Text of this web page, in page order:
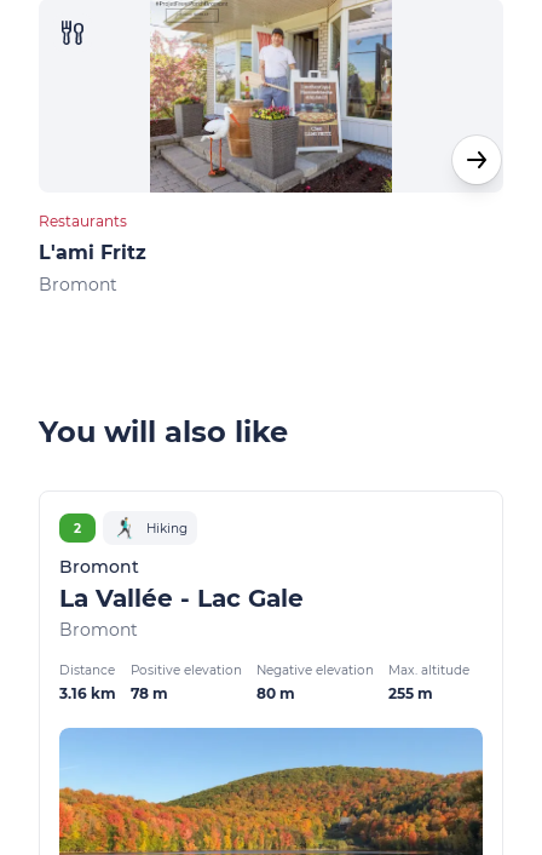
Restaurants
L'ami Fritz
Bromont
You will also like
2 Hiking
Bromont
La Vallée - Lac Gale
Bromont
Distance
3.16 km
Positive elevation
78 m
Negative elevation
80 m
Max. altitude
255 m